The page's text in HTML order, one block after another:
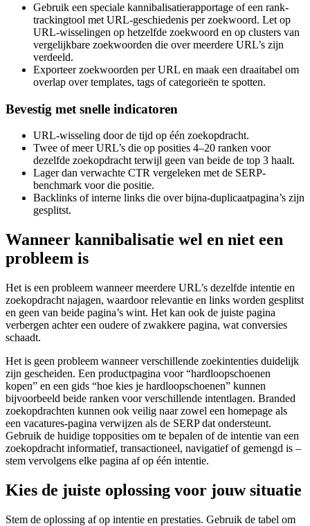
Gebruik een speciale kannibalisatierapportage of een rank-
trackingtool met URL-geschiedenis per zoekwoord. Let op
URL-wisselingen op hetzelfde zoekwoord en op clusters van
vergelijkbare zoekwoorden die over meerdere URL’s zijn
verdeeld.
Exporteer zoekwoorden per URL en maak een draaitabel om
overlap over templates, tags of categorieën te spotten.
Bevestig met snelle indicatoren
URL-wisseling door de tijd op één zoekopdracht.
Twee of meer URL’s die op posities 4–20 ranken voor
dezelfde zoekopdracht terwijl geen van beide de top 3 haalt.
Lager dan verwachte CTR vergeleken met de SERP-
benchmark voor die positie.
Backlinks of interne links die over bijna-duplicaatpagina’s zijn
gesplitst.
Wanneer kannibalisatie wel en niet een
probleem is
Het is een probleem wanneer meerdere URL’s dezelfde intentie en
zoekopdracht najagen, waardoor relevantie en links worden gesplitst
en geen van beide pagina’s wint. Het kan ook de juiste pagina
verbergen achter een oudere of zwakkere pagina, wat conversies
schaadt.
Het is geen probleem wanneer verschillende zoekintenties duidelijk
zijn gescheiden. Een productpagina voor “hardloopschoenen
kopen” en een gids “hoe kies je hardloopschoenen” kunnen
bijvoorbeeld beide ranken voor verschillende intentlagen. Branded
zoekopdrachten kunnen ook veilig naar zowel een homepage als
een vacatures-pagina verwijzen als de SERP dat ondersteunt.
Gebruik de huidige topposities om te bepalen of de intentie van een
zoekopdracht informatief, transactioneel, navigatief of gemengd is –
stem vervolgens elke pagina af op één intentie.
Kies de juiste oplossing voor jouw situatie
Stem de oplossing af op intentie en prestaties. Gebruik de tabel om